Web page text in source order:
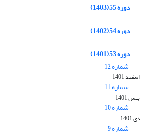
دوره 55 (1403)
دوره 54 (1402)
دوره 53 (1401)
شماره 12
اسفند 1401
شماره 11
بهمن 1401
شماره 10
دی 1401
شماره 9